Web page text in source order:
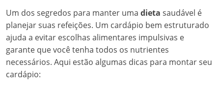
Um dos segredos para manter uma dieta saudável é
planejar suas refeições. Um cardápio bem estruturado
ajuda a evitar escolhas alimentares impulsivas e
garante que você tenha todos os nutrientes
necessários. Aqui estão algumas dicas para montar seu
cardápio: